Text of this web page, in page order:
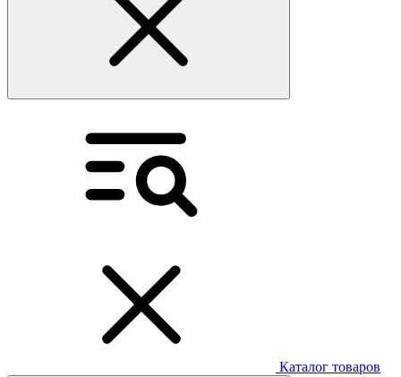
Каталог товаров